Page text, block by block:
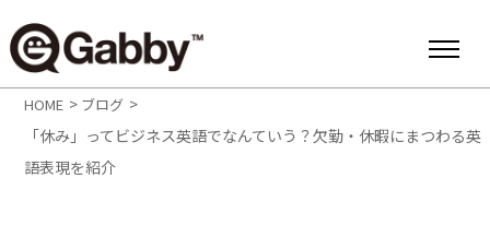
HOME > ブログ >
「休み」ってビジネス英語でなんていう？欠勤・休暇にまつわる英
語表現を紹介